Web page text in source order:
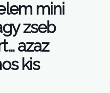
mini
zseb
azaz
kis